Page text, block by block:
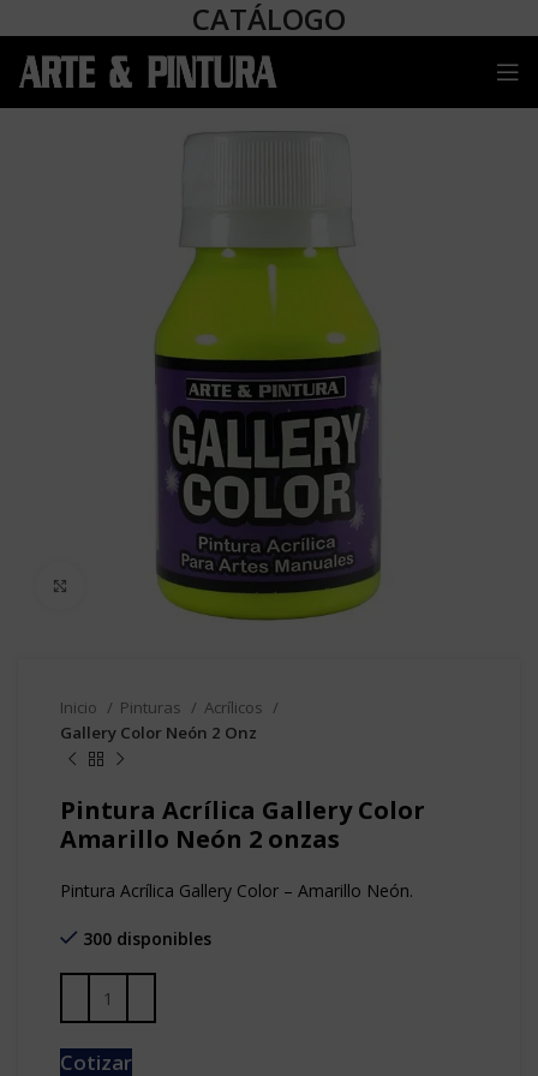
CATÁLOGO
Clic para agrandar
Inicio Pinturas
Acrílicos
Gallery Color Neón 2 Onz
Pintura Acrílica Gallery Color
Amarillo Neón 2 onzas
Pintura Acrílica Gallery Color – Amarillo Neón.
300 disponibles
Cotizar